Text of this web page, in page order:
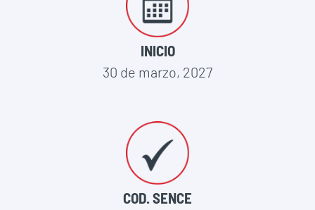
INICIO
30 de marzo, 2027
COD. SENCE